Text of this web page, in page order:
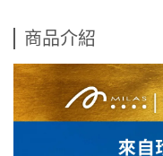
商品介紹